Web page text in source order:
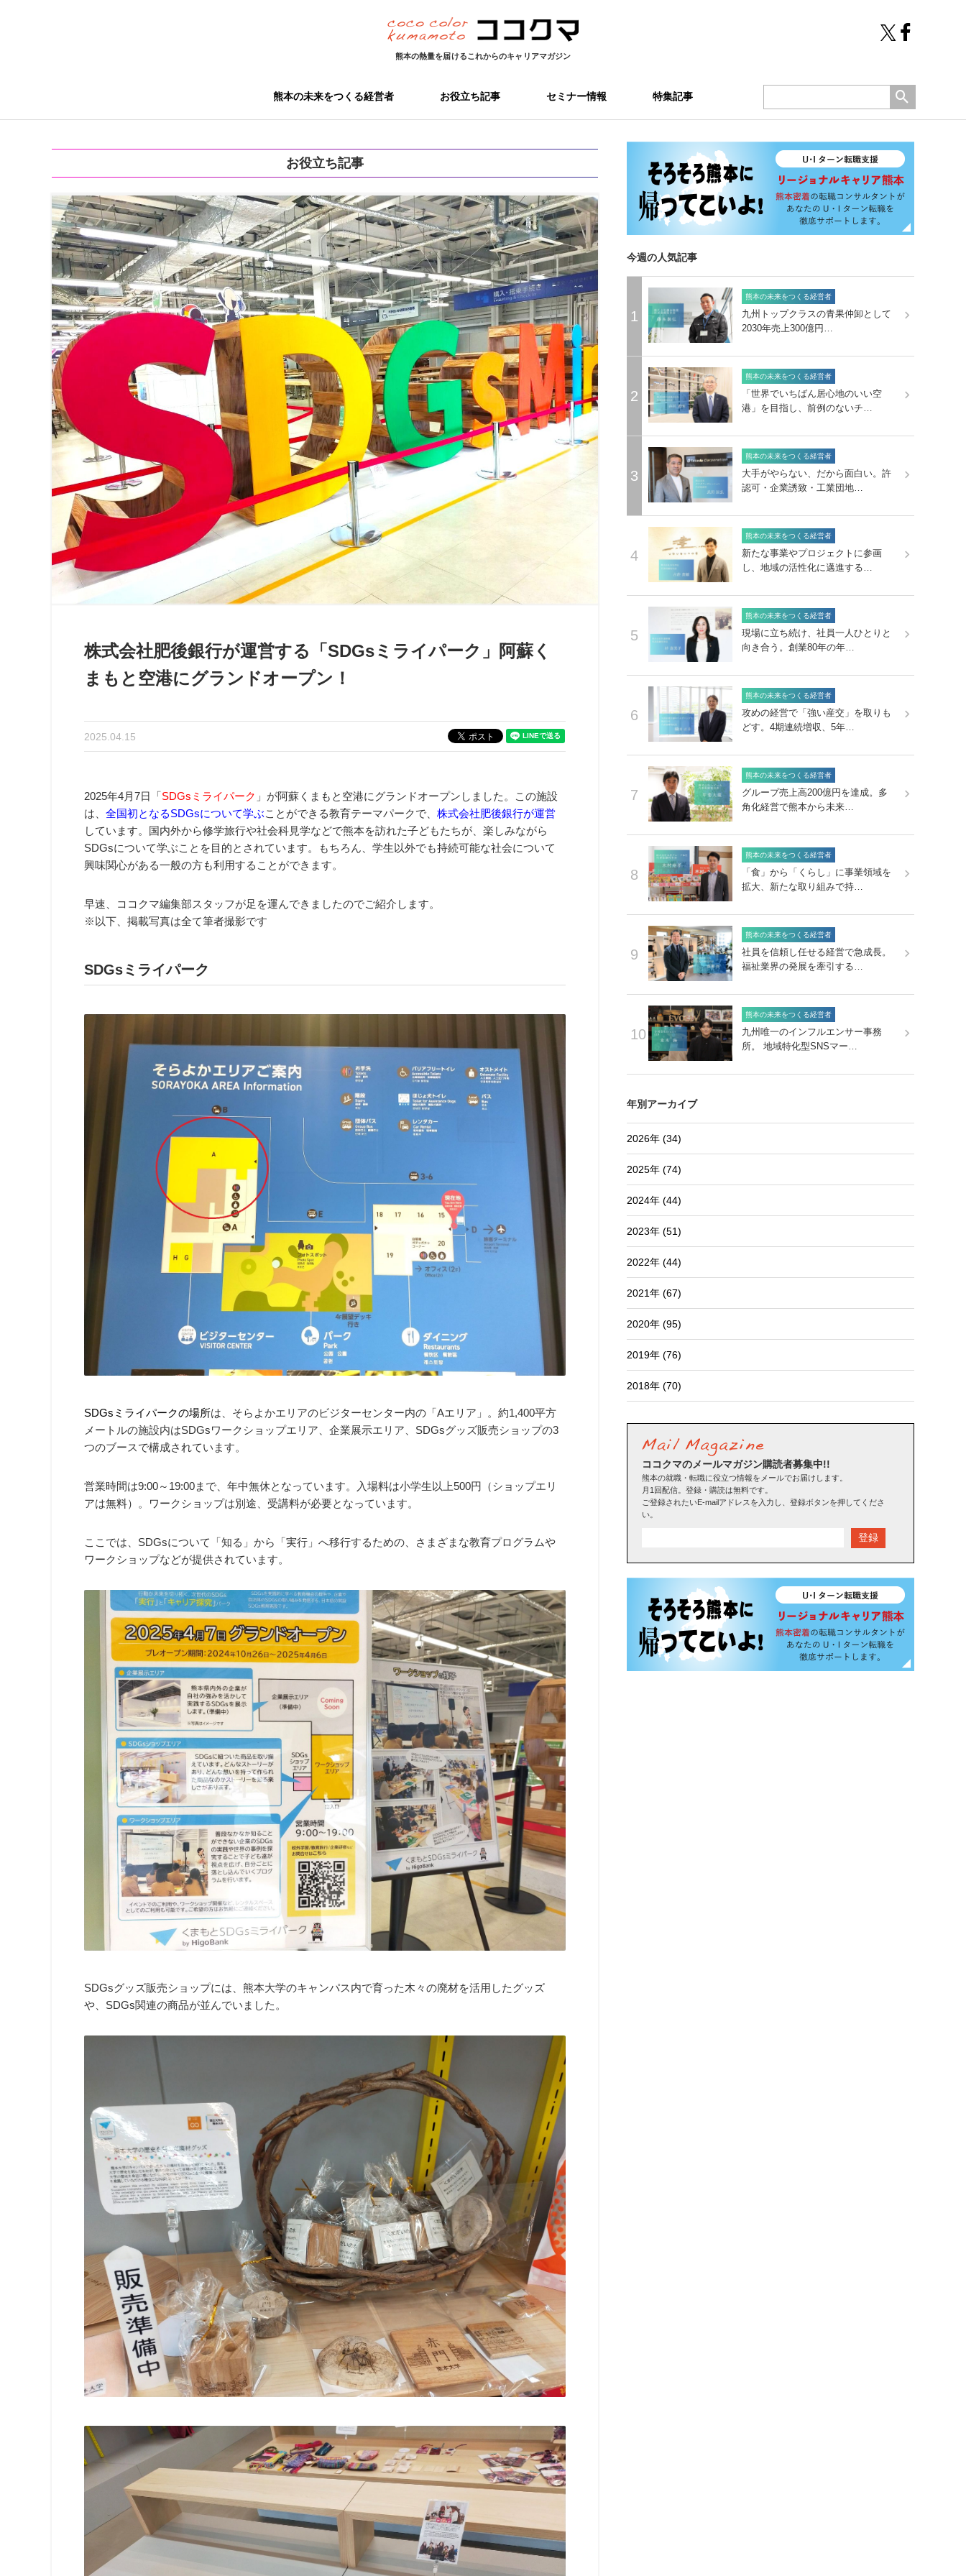
熊本の熱量を届けるこれからのキャリアマガジン
熊本の未来をつくる経営者 お役立ち記事 セミナー情報 特集記事
お役立ち記事
株式会社肥後銀行が運営する「SDGsミライパーク」阿蘇く
まもと空港にグランドオープン！
2025.04.15
2025年4月7日「SDGsミライパーク 」が阿蘇くまもと空港にグランドオープンしました。この施設
は、 全国初となるSDGsについて学ぶことができる教育テーマパークで、 株式会社肥後銀行が運営
しています。国内外から修学旅行や社会科見学などで熊本を訪れた子どもたちが、楽しみながら
SDGsについて学ぶことを目的とされています。もちろん、学生以外でも持続可能な社会について
興味関心がある一般の方も利用することができます。
早速、ココクマ編集部スタッフが足を運んできましたのでご紹介します。
※以下、掲載写真は全て筆者撮影です
SDGsミライパーク
SDGsミライパークの場所は、そらよかエリアのビジターセンター内の「Aエリア」。約1,400平方
メートルの施設内はSDGsワークショップエリア、企業展示エリア、SDGsグッズ販売ショップの3
つのブースで構成されています。
営業時間は9:00～19:00まで、年中無休となっています。入場料は小学生以上500円（ショップエリ
アは無料）。ワークショップは別途、受講料が必要となっています。
ここでは、SDGsについて「知る」から「実行」へ移行するための、さまざまな教育プログラムや
ワークショップなどが提供されています。
SDGsグッズ販売ショップには、熊本大学のキャンパス内で育った木々の廃材を活用したグッズ
や、SDGs関連の商品が並んでいました。
今週の人気記事
1
熊本の未来をつくる経営者
九州トップクラスの青果仲卸として
2030年売上300億円…
2
熊本の未来をつくる経営者
「世界でいちばん居心地のいい空
港」を目指し、前例のないチ…
3
熊本の未来をつくる経営者
大手がやらない、だから面白い。許
認可・企業誘致・工業団地…
4
熊本の未来をつくる経営者
新たな事業やプロジェクトに参画
し、地域の活性化に邁進する…
5
熊本の未来をつくる経営者
現場に立ち続け、社員一人ひとりと
向き合う。創業80年の年…
6
熊本の未来をつくる経営者
攻めの経営で「強い産交」を取りも
どす。4期連続増収、5年…
7
熊本の未来をつくる経営者
グループ売上高200億円を達成。多
角化経営で熊本から未来…
8
熊本の未来をつくる経営者
「食」から「くらし」に事業領域を
拡大、新たな取り組みで持…
9
熊本の未来をつくる経営者
社員を信頼し任せる経営で急成長。
福祉業界の発展を牽引する…
10
熊本の未来をつくる経営者
九州唯一のインフルエンサー事務
所。 地域特化型SNSマー…
年別アーカイブ
2026年 (34)
2025年 (74)
2024年 (44)
2023年 (51)
2022年 (44)
2021年 (67)
2020年 (95)
2019年 (76)
2018年 (70)
ココクマのメールマガジン購読者募集中!!
熊本の就職・転職に役立つ情報をメールでお届けします。
月1回配信。登録・購読は無料です。
ご登録されたいE-mailアドレスを入力し、登録ボタンを押してくださ
い。
登録